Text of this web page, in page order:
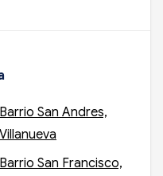
Barrio San Andres,
Villanueva
Barrio San Francisco,